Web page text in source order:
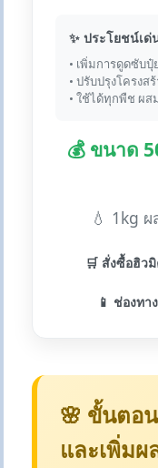
✨ ประโยชน์เด่
• เพิ่มการดูดซับปุ๋
• ปรับปรุงโครงส
• ใช้ได้ทุกพืช ผ
💰 ขนาด
💧 1kg
🛒 สั่งซื้อฮิว
📱 ช่องทา
🌸 ขั้นตอน
และเพิ่มผ